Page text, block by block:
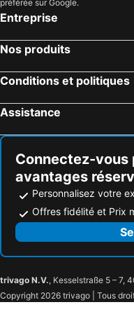
préférée sur Google.
Entreprise
Nos produits
Conditions et politiques
Assistance
Connectez-vous
avantages
Personnalisez votre
Offres fidélité et Prix
trivago N.V., Kesselstraße 5 – 7,
Copyright 2026 trivago | Tous